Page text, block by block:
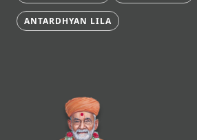
ANTARDHYAN LILA